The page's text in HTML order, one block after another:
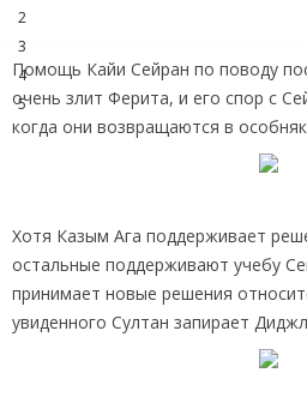
2
3
4
5
Помощь Кайи Сейран по поводу
очень злит Ферита, и его спор с
когда они возвращаются в
Хотя Казым Ага поддерживает
остальные поддерживают учебу
принимает новые решения
увиденного Султан запирает